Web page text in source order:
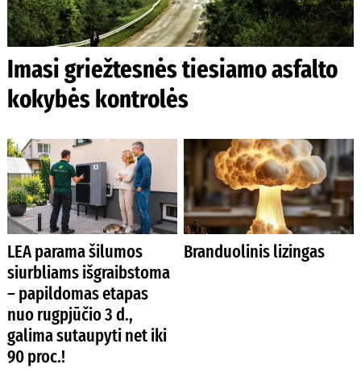
Imasi griežtesnės tiesiamo asfalto
kokybės kontrolės
LEA parama šilumos
siurbliams išgraibstoma
– papildomas etapas
nuo rugpjūčio 3 d.,
galima sutaupyti net iki
90 proc.!
Branduolinis lizingas